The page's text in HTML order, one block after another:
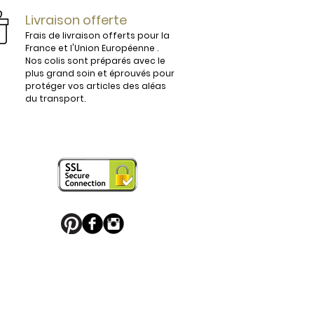
vous conviendra parfaitement.
France sont légèrement
boucle de ceinture pour apporter
puisse en profiter.
Palladium, ou habillés de motifs
Livraison offerte
Frais de livraison offerts pour la
France et l'Union Européenne .
Nos colis sont préparés avec le
plus grand soin et éprouvés pour
protéger vos articles des aléas
du transport.